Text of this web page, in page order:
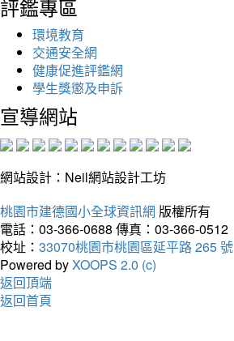
評鑑專區
環境教育
交通安全網
健康促進評鑑網
學生獎懲及申訴
宣導網站
網站設計：Neil網站設計工坊
桃園市建德國小全球資訊網 版權所有
電話：03-366-0688 傳真：03-366-0512
校址： 33070桃園市桃園區延平路 265 號
Powered byXOOPS 2.0 (c)
返回頂端
返回首頁